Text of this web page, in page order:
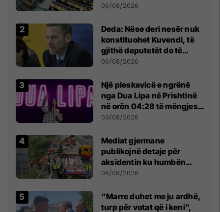
06/08/2026
Deda: Nëse deri nesër nuk
konstituohet Kuvendi, të
gjithë deputetët do të
bëjnë shkelje të rëndë
06/08/2026
Një pleskavicë e ngrënë
nga Dua Lipa në Prishtinë
në orën 04:28 të mëngjesit
- dhe bota digjitale serbe
03/08/2026
Mediat gjermane
publikojnë detaje për
aksidentin ku humbën
jetën tre mërgimtarë nga
06/08/2026
“Marre duhet me ju ardhë,
turp për votat që i keni”,